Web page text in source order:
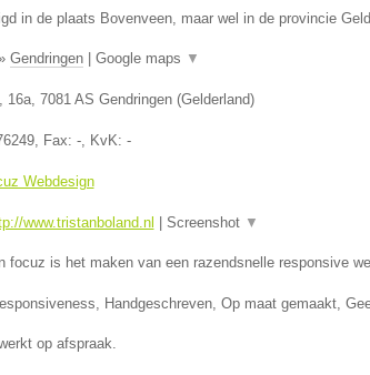
in de plaats Bovenveen, maar wel in de provincie
Gendringen| Google maps ▼
16a, 7081 AS Gendringen(Gelderland)
, Fax: -, KvK: -
Webdesign
www.tristanboland.nl Screenshot ▼
focuz is het maken van een razendsnelle responsive
Handgeschreven, Op maat gemaakt,
op afspraak.